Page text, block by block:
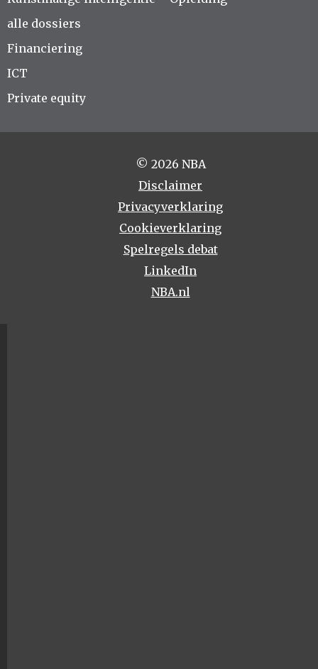
alle dossiers
Financiering
ICT
Private equity
© 2026 NBA
Disclaimer
Privacyverklaring
Cookieverklaring
Spelregels debat
LinkedIn
NBA.nl